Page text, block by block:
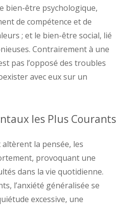
bien-être psychologique,
de compétence et de
; et le bien-être social, lié
Contrairement à une
pas l’opposé des troubles
avec eux sur un
les Plus Courants
la pensée, les
provoquant une
dans la vie quotidienne.
l’anxiété généralisée se
excessive, une